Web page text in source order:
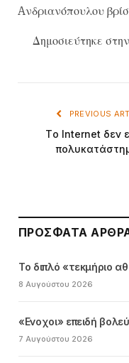
Aνδριανόπουλου
Δημοσιεύτηκε
PREVIOUS
Tο Internet δεν
ΠΡΌΣΦΑΤΑ
Το διπλό «τεκμήριο
8 Αυγούστου 2026
«Ενοχοι» επειδή
7 Αυγούστου 2026